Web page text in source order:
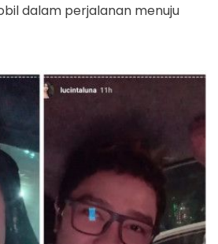
dalam perjalanan menuju